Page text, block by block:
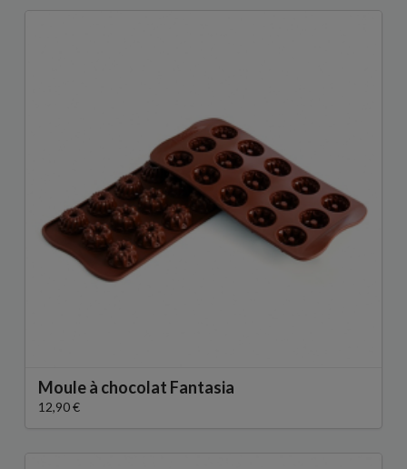
Moule à chocolat Fantasia
12,90 €